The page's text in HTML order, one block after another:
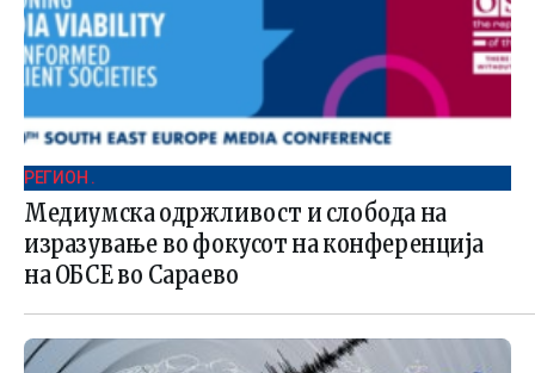
РЕГИОН .
Медиумска одржливост и слобода на
изразување во фокусот на конференција
на ОБСЕ во Сараево